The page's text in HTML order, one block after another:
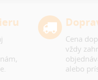
Cena
vždy
alebo